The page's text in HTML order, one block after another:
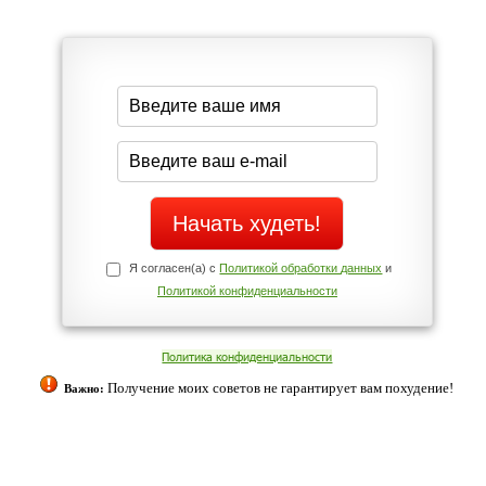
Телефоны службы поддержки
+7 (909) 421-77-27
cookies. Оставаясь с нами, вы соглашаетесь с нашей
Согласен